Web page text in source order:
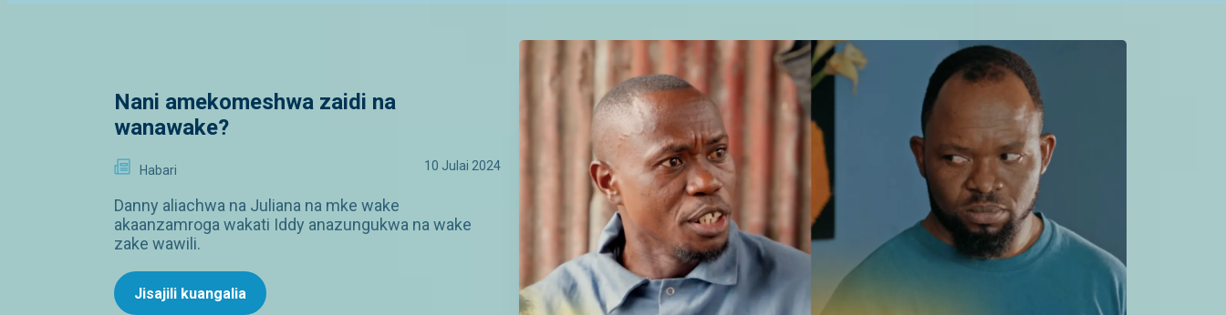
Nani amekomeshwa zaidi na
wanawake?
Habari 10 Julai 2024
Danny aliachwa na Juliana na mke wake
akaanzamroga wakati Iddy anazungukwa na wake
zake wawili.
Jisajili kuangalia